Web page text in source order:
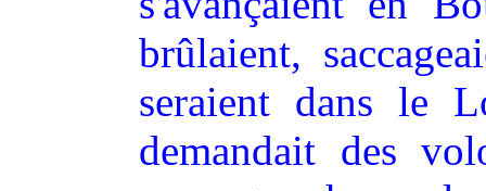
brûlaient,
seraient dans le
demandait des